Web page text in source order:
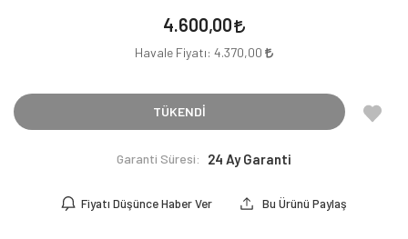
4.600,00
Havale Fiyatı: 4.370,00
TÜKENDİ
Garanti Süresi: 24 Ay Garanti
Fiyatı Düşünce Haber Ver Bu Ürünü Paylaş